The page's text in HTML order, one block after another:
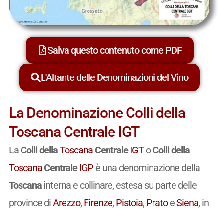
Salva questo contenuto come PDF
L'Altante delle Denominazioni del Vino
La Denominazione Colli della
Toscana Centrale IGT
La Colli dellaToscanaCentraleIGToColli della
ToscanaCentraleIGPè una denominazione della
Toscanainterna e collinare, estesa su parte delle
province diArezzo, Firenze, Pistoia, PratoeSiena, in